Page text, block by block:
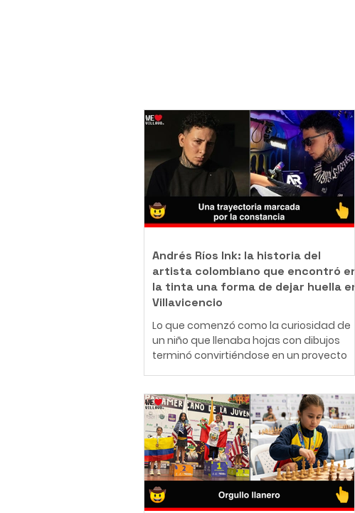
Andrés Ríos Ink: la historia del
artista colombiano que encontró en
la tinta una forma de dejar huella en
Villavicencio
Lo que comenzó como la curiosidad de
un niño que llenaba hojas con dibujos
terminó convirtiéndose en un proyecto
como Andrés Ríos Ink, es un tatuador y
body piercer profesional colombiano que
ha construido una carrera en el mundo
del arte corporal, convencido de que el
tatuaje y el body piercing van mucho
más allá de la estética: son una forma de
inmortalizar historias, emociones y
momentos que acompañarán a